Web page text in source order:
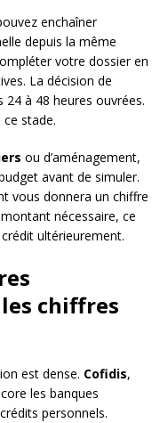
enchaîner
depuis la même
votre dossier en
La décision de
à 48 heures ouvrées.
ce stade.
ou d’aménagement,
avant de simuler.
vous donnera un chiffre
nécessaire, ce
ultérieurement.
chiffres
est dense. Cofidis,
les banques
personnels.